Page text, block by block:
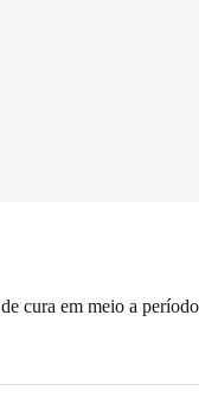
cura em meio a período